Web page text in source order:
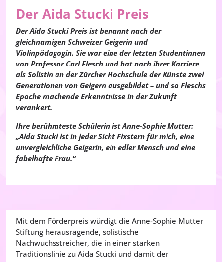
Der Aida Stucki Preis
Der Aida Stucki Preis ist benannt nach der
gleichnamigen Schweizer Geigerin und
Violinpädagogin. Sie war eine der letzten Studentinnen
von Professor Carl Flesch und hat nach ihrer Karriere
als Solistin an der Zürcher Hochschule der Künste zwei
Generationen von Geigern ausgebildet – und so Fleschs
Epoche machende Erkenntnisse in der Zukunft
verankert.
Ihre berühmteste Schülerin ist Anne-Sophie Mutter:
„Aida Stucki ist in jeder Sicht Fixstern für mich, eine
unvergleichliche Geigerin, ein edler Mensch und eine
fabelhafte Frau.“
Mit dem Förderpreis würdigt die Anne-Sophie Mutter
Stiftung herausragende, solistische
Nachwuchsstreicher, die in einer starken
Traditionslinie zu Aida Stucki und damit der